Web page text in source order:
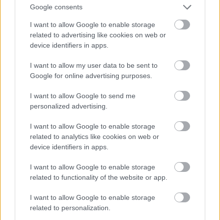
Google consents
I want to allow Google to enable storage
related to advertising like cookies on web or
device identifiers in apps.
I want to allow my user data to be sent to
Google for online advertising purposes.
I want to allow Google to send me
personalized advertising.
I want to allow Google to enable storage
related to analytics like cookies on web or
device identifiers in apps.
I want to allow Google to enable storage
related to functionality of the website or app.
I want to allow Google to enable storage
related to personalization.
csajos válltáskákat találni a FoltBolt
kínálatában! Mindegyik egy igazi kis műalkotás,
hölgynek feltétlenül ott kell, hogy legyen a
retiküljében - meg még pár teljesen felesleges vagy
minta filc, tépőzárral záródnak és a hátoldalukon
van egy kettéosztott zseb. A vállpánt természetesen